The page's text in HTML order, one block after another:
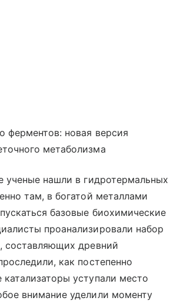
ферментов: новая версия
метаболизма
ученые нашли в гидротермальных
там, в богатой металлами
базовые биохимические
проанализировали набор
составляющих древний
как постепенно
катализаторы уступали место
внимание уделили моменту